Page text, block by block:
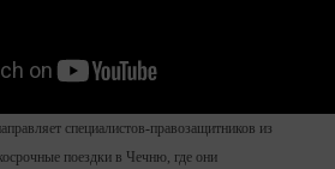
специалистов-правозащитников из
поездки в Чечню, где они